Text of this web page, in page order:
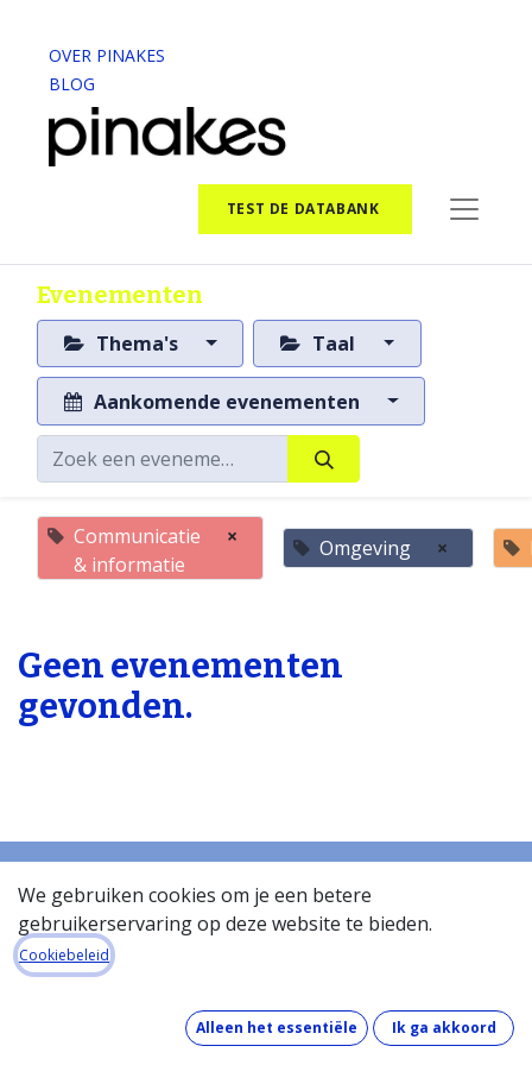
OVER PINAKES
BLOG
TEST DE DATABANK
Evenementen
Thema's Taal
Aankomende evenementen
Communicatie
& informatie
× Omgeving ×
Geen evenementen
gevonden.
Startpagina
Over de databank
Hoe werkt de databank?
Wat zit er in de databank?
We gebruiken cookies om je een betere
gebruikerservaring op deze website te bieden.
Cookiebeleid
Alleen het essentiële Ik ga akkoord